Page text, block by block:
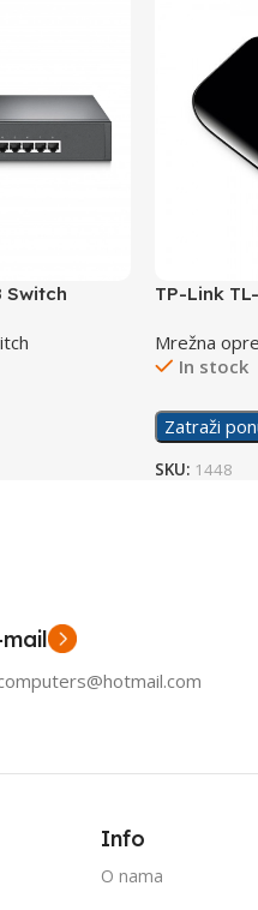
Switch
TP-Link
Mrežna
In stock
Zatraži
SKU: 1448
Info
O nama